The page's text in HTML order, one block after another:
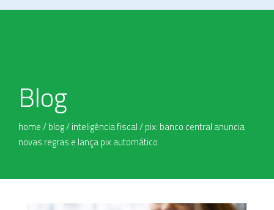
Blog
home/blog/inteligência fiscal/pix: banco central anuncia
novas regras e lança pix automático